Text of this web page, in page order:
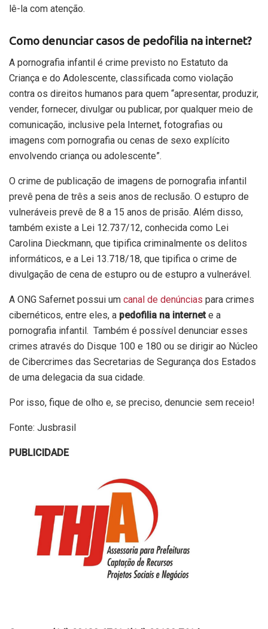
lê-la com atenção.
Como denunciar casos de pedofilia na internet?
A pornografia infantil é crime previsto no Estatuto da
Criança e do Adolescente, classificada como violação
contra os direitos humanos para quem “apresentar, produzir,
vender, fornecer, divulgar ou publicar, por qualquer meio de
comunicação, inclusive pela Internet, fotografias ou
imagens com pornografia ou cenas de sexo explícito
envolvendo criança ou adolescente”.
O crime de publicação de imagens de pornografia infantil
prevê pena de três a seis anos de reclusão. O estupro de
vulneráveis prevê de 8 a 15 anos de prisão. Além disso,
também existe a Lei 12.737/12, conhecida como Lei
Carolina Dieckmann, que tipifica criminalmente os delitos
informáticos, e a Lei 13.718/18, que tipifica o crime de
divulgação de cena de estupro ou de estupro a vulnerável.
A ONG Safernet possui um canal de denúncias para crimes
cibernéticos, entre eles, a pedofilia na internete a
pornografia infantil. Também é possível denunciar esses
crimes através do Disque 100 e 180 ou se dirigir ao Núcleo
de Cibercrimes das Secretarias de Segurança dos Estados
de uma delegacia da sua cidade.
Por isso, fique de olho e, se preciso, denuncie sem receio!
Fonte: Jusbrasil
PUBLICIDADE